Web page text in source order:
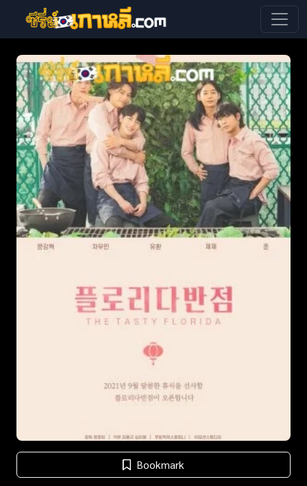
Bookmark